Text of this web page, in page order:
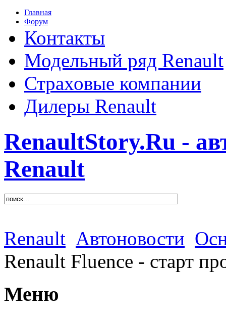
Главная
Форум
Контакты
Модельный ряд Renault
Страховые компании
Дилеры Renault
RenaultStory.Ru -
Renault
Renault Автоновости
Renault Fluence - старт
Меню